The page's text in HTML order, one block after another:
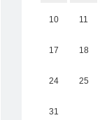
10 11
17 18
24 25
31